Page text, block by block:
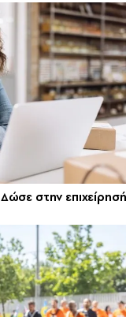
στην επιχείρησή